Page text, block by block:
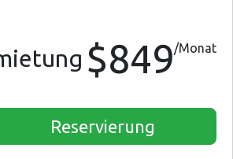
$849/Monat
Reservierung